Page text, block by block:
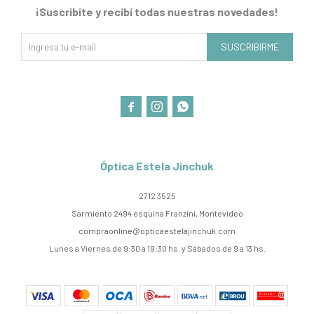
Óptica Estela Jinchuk
2712 3525
Sarmiento 2494 esquina Franzini, Montevideo
compraonline@opticaestelajinchuk.com
Lunes a Viernes de 9:30 a 19:30 hs. y Sábados de 9 a 13 hs.
¡Suscribite y recibí todas nuestras novedades!
SUSCRIBIRME
  